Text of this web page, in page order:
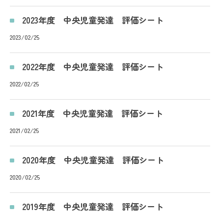
2023年度 中央児童発達 評価シート
2023/02/25
2022年度 中央児童発達 評価シート
2022/02/25
2021年度 中央児童発達 評価シート
2021/02/25
2020年度 中央児童発達 評価シート
2020/02/25
2019年度 中央児童発達 評価シート